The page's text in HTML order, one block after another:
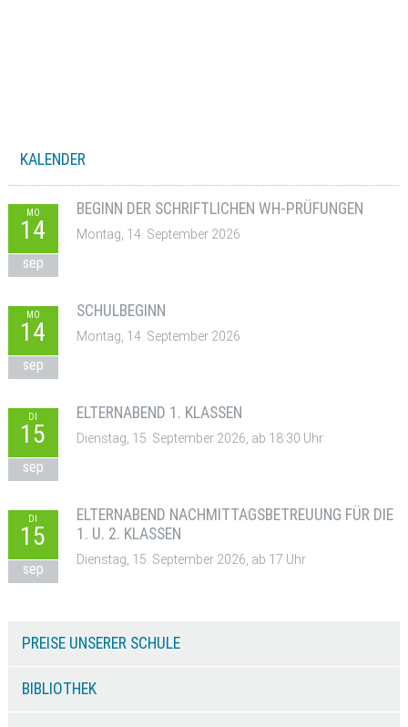
KALENDER
MO
14
sep
BEGINN DER SCHRIFTLICHEN WH-PRÜFUNGEN
Montag, 14. September 2026
MO
14
sep
SCHULBEGINN
Montag, 14. September 2026
DI
15
sep
ELTERNABEND 1. KLASSEN
Dienstag, 15. September 2026, ab 18:30 Uhr
DI
15
sep
ELTERNABEND NACHMITTAGSBETREUUNG FÜR DIE
1. U. 2. KLASSEN
Dienstag, 15. September 2026, ab 17 Uhr
PREISE UNSERER SCHULE
BIBLIOTHEK